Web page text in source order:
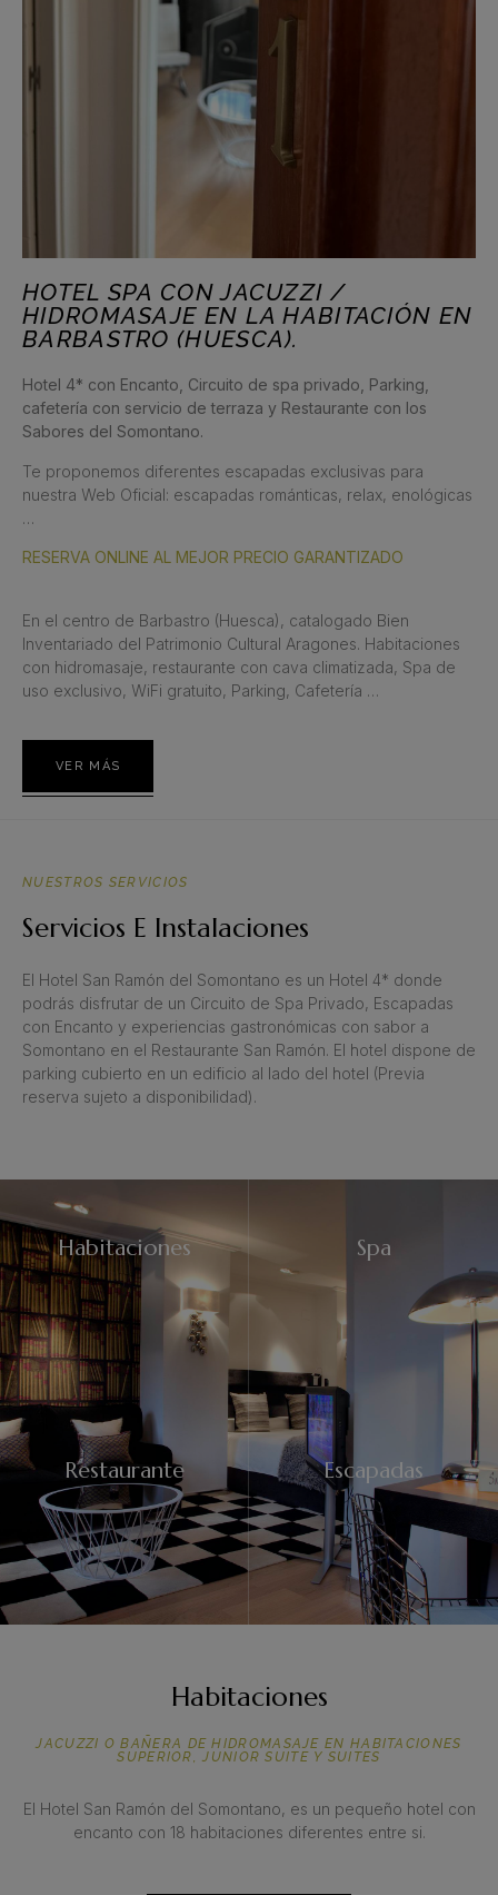
HOTEL SPA CON JACUZZI /
HIDROMASAJE EN LA HABITACIÓN EN
BARBASTRO (HUESCA).
Hotel 4* con Encanto, Circuito de spa privado, Parking,
cafetería con servicio de terraza y Restaurante con los
Sabores del Somontano.
Te proponemos diferentes escapadas exclusivas para
nuestra Web Oficial: escapadas románticas, relax, enológicas
…
RESERVA ONLINE AL MEJOR PRECIO GARANTIZADO
En el centro de Barbastro (Huesca), catalogado Bien
Inventariado del Patrimonio Cultural Aragones. Habitaciones
con hidromasaje, restaurante con cava climatizada, Spa de
uso exclusivo, WiFi gratuito, Parking, Cafetería …
VER MÁS
NUESTROS SERVICIOS
Servicios E Instalaciones
El Hotel San Ramón del Somontano es un Hotel 4* donde
podrás disfrutar de un Circuito de Spa Privado, Escapadas
con Encanto y experiencias gastronómicas con sabor a
Somontano en el Restaurante San Ramón. El hotel dispone de
parking cubierto en un edificio al lado del hotel (Previa
reserva sujeto a disponibilidad).
Habitaciones Spa
Restaurante Escapadas
Habitaciones
JACUZZI O BAÑERA DE HIDROMASAJE EN HABITACIONES
SUPERIOR, JUNIOR SUITE Y SUITES
El Hotel San Ramón del Somontano, es un pequeño hotel con
encanto con 18 habitaciones diferentes entre si.